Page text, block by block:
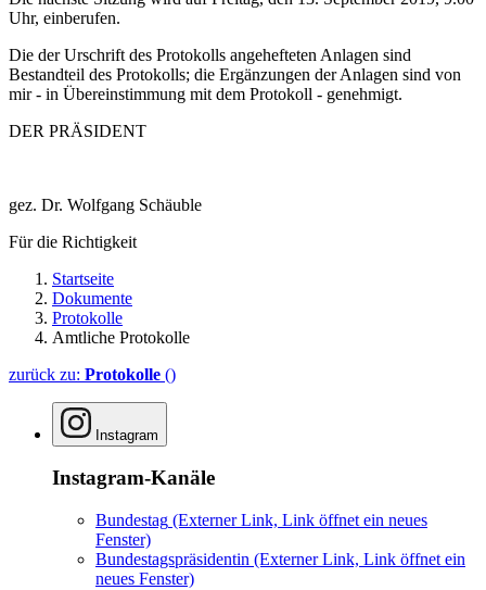
Uhr, einberufen.
Die der Urschrift des Protokolls angehefteten Anlagen sind
Bestandteil des Protokolls; die Ergänzungen der Anlagen sind von
mir - in Übereinstimmung mit dem Protokoll - genehmigt.
DER PRÄSIDENT
gez. Dr. Wolfgang Schäuble
Für die Richtigkeit
Startseite
Dokumente
Protokolle
Amtliche Protokolle
zurück zu: Protokolle ()
Instagram
Instagram-Kanäle
Bundestag (Externer Link, Link öffnet ein neues
Fenster)
Bundestagspräsidentin (Externer Link, Link öffnet ein
neues Fenster)